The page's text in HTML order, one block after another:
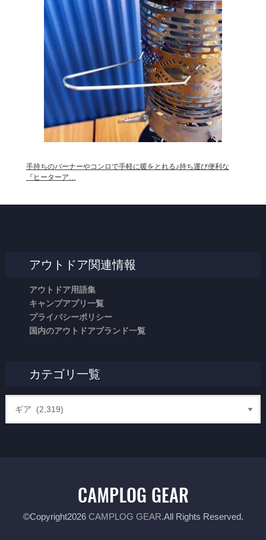
手持ちのバーナーやコンロで手軽に暖をとれる♪持ち運び便利な
『ヒーターア…
アウトドア関連情報
アウトドア用語集
キャンプアプリ一覧
プライバシーポリシー
国内のアウトドアブランド一覧
カテゴリ一覧
©Copyright2026 CAMPLOG GEAR.All Rights Reserved.